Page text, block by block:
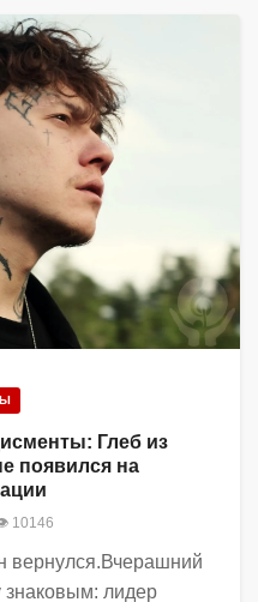
Глеб из
появился на
10146
вернулся.Вчерашний
знаковым: лидер